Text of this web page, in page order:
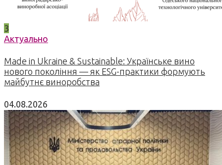
3
Актуально
Made in Ukraine & Sustainable: Українське вино
нового покоління — як ESG-практики формують
майбутнє виноробства
04.08.2026